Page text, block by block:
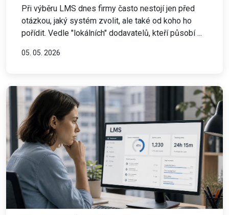
Při výběru LMS dnes firmy často nestojí jen před
otázkou, jaký systém zvolit, ale také od koho ho
pořídit. Vedle "lokálních" dodavatelů, kteří působí ...
05. 05. 2026